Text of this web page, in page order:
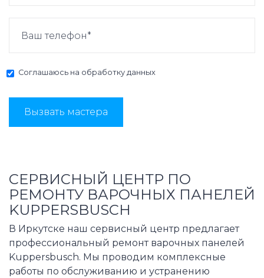
Соглашаюсь на обработку данных
Вызвать мастера
СЕРВИСНЫЙ ЦЕНТР ПО
РЕМОНТУ ВАРОЧНЫХ ПАНЕЛЕЙ
KUPPERSBUSCH
В Иркутске наш сервисный центр предлагает
профессиональный ремонт варочных панелей
Kuppersbusch. Мы проводим комплексные
работы по обслуживанию и устранению